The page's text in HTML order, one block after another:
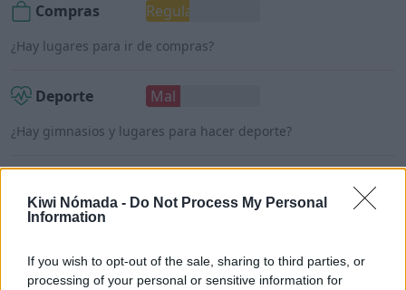
Kiwi Nómada - Do Not Process My Personal
Information
If you wish to opt-out of the sale, sharing to third parties, or
processing of your personal or sensitive information for
Compras Regular
¿Hay lugares para ir de compras?
Deporte Mal
¿Hay gimnasios y lugares para hacer deporte?
¿Hay tiendas de alimentos o supermercados?